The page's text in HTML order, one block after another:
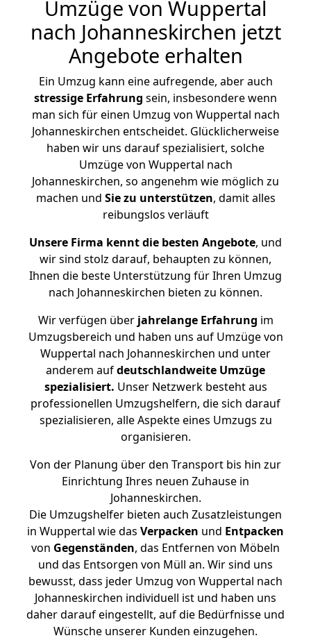
Umzüge von Wuppertal
nach Johanneskirchen jetzt
Angebote erhalten
Ein Umzug kann eine aufregende, aber auch
stressige Erfahrung sein, insbesondere wenn
man sich für einen Umzug von Wuppertal nach
Johanneskirchen entscheidet. Glücklicherweise
haben wir uns darauf spezialisiert, solche
Umzüge von Wuppertal nach
Johanneskirchen, so angenehm wie möglich zu
machen und Sie zu unterstützen, damit alles
reibungslos verläuft
Unsere Firma kennt die besten Angebote, und
wir sind stolz darauf, behaupten zu können,
Ihnen die beste Unterstützung für Ihren Umzug
nach Johanneskirchen bieten zu können.
Wir verfügen überjahrelange Erfahrung im
Umzugsbereich und haben uns auf Umzüge von
Wuppertal nach Johanneskirchen und unter
anderem aufdeutschlandweite Umzüge
spezialisiert. Unser Netzwerk besteht aus
professionellen Umzugshelfern, die sich darauf
spezialisieren, alle Aspekte eines Umzugs zu
organisieren.
Von der Planung über den Transport bis hin zur
Einrichtung Ihres neuen Zuhause in
Johanneskirchen.
Die Umzugshelfer bieten auch Zusatzleistungen
in Wuppertal wie das Verpacken und Entpacken
von Gegenständen, das Entfernen von Möbeln
und das Entsorgen von Müll an. Wir sind uns
bewusst, dass jeder Umzug von Wuppertal nach
Johanneskirchen individuell ist und haben uns
daher darauf eingestellt, auf die Bedürfnisse und
Wünsche unserer Kunden einzugehen.